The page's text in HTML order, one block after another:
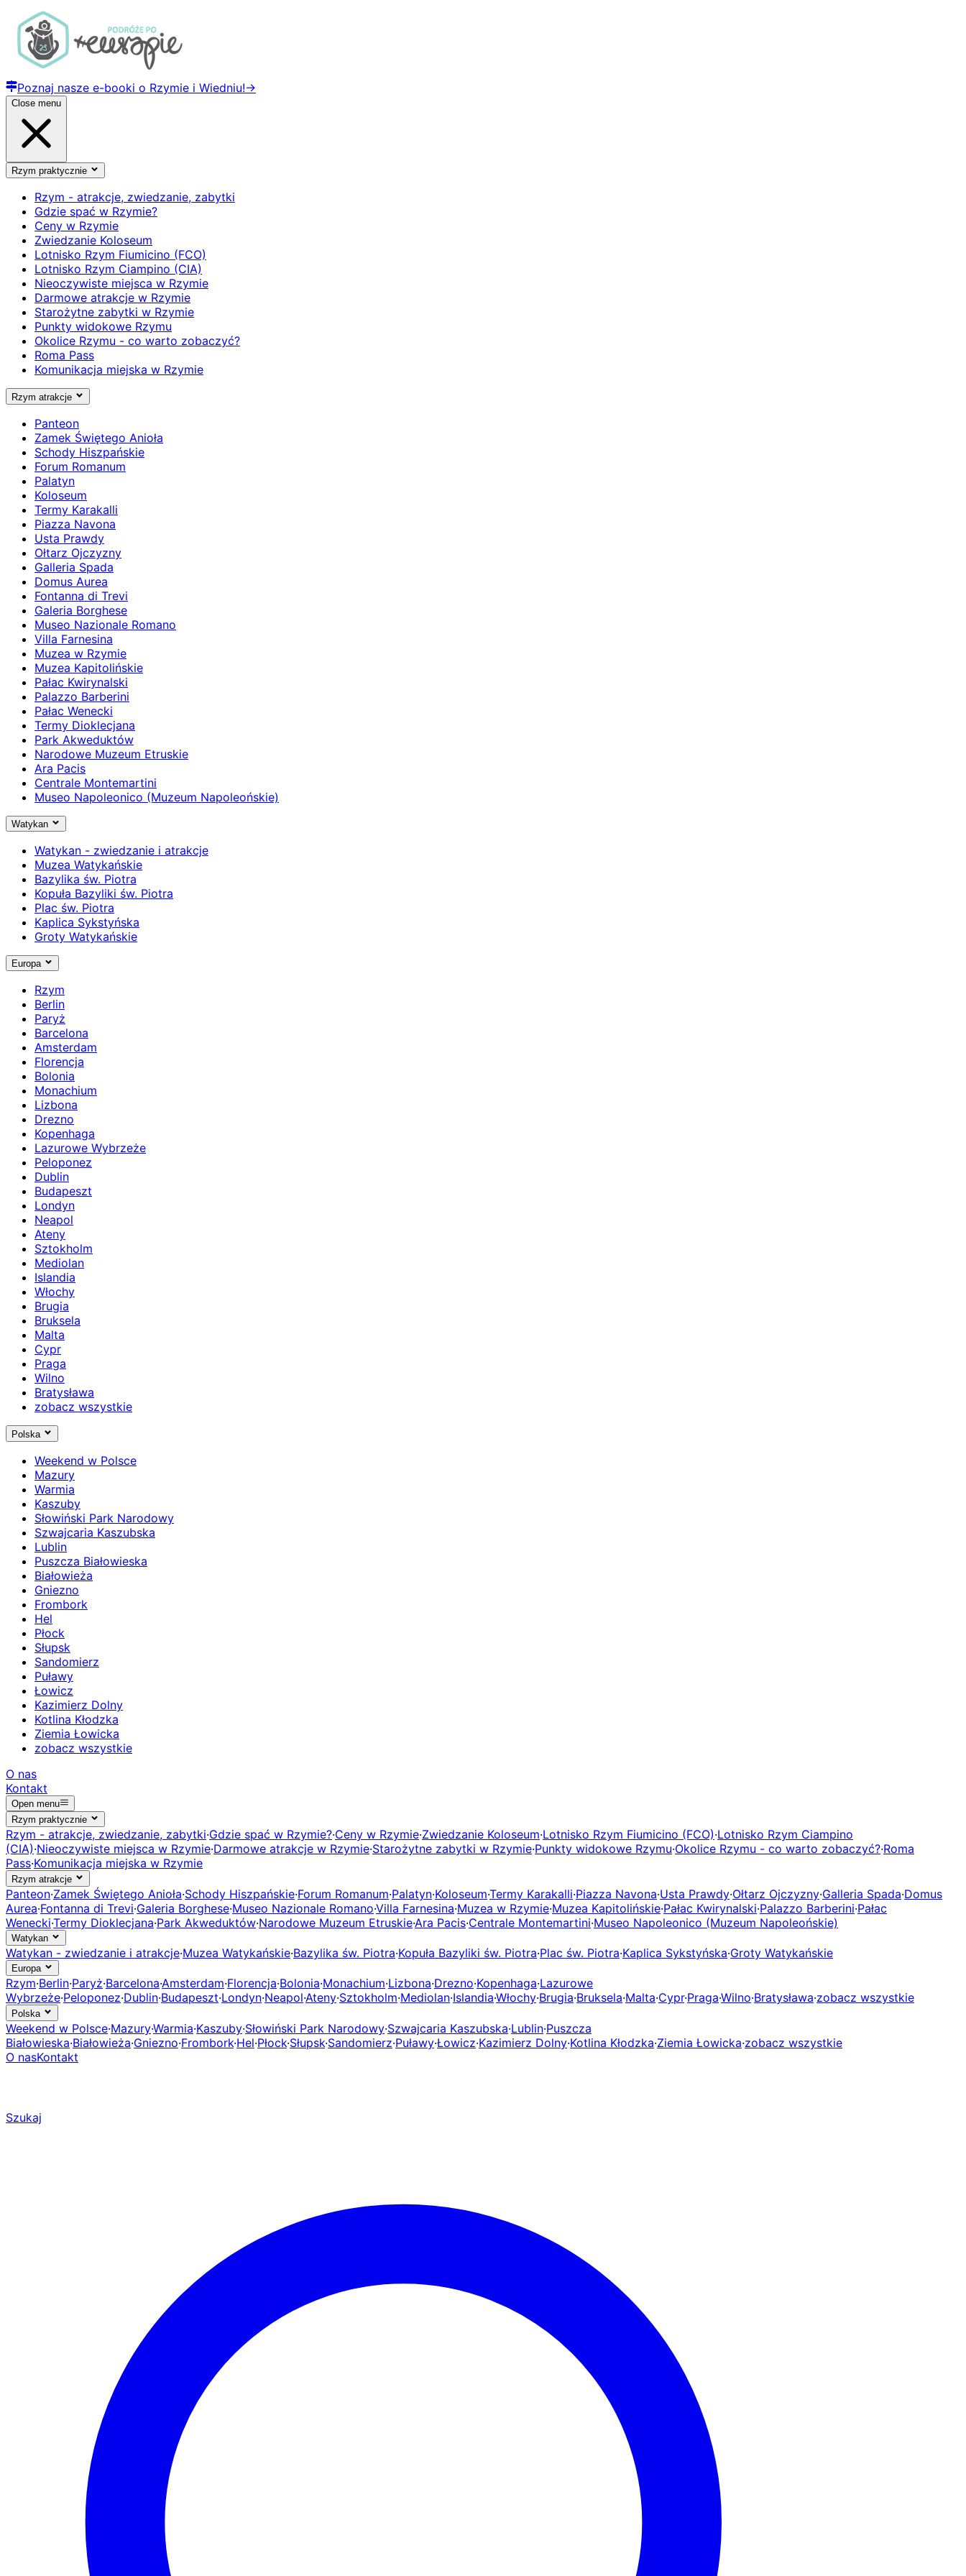
Poznaj nasze e-booki o Rzymie i Wiedniu!→
Close menu
Rzym praktycznie
Rzym - atrakcje, zwiedzanie, zabytki
Gdzie spać w Rzymie?
Ceny w Rzymie
Zwiedzanie Koloseum
Lotnisko Rzym Fiumicino (FCO)
Lotnisko Rzym Ciampino (CIA)
Nieoczywiste miejsca w Rzymie
Darmowe atrakcje w Rzymie
Starożytne zabytki w Rzymie
Punkty widokowe Rzymu
Okolice Rzymu - co warto zobaczyć?
Roma Pass
Komunikacja miejska w Rzymie
Rzym atrakcje
Panteon
Zamek Świętego Anioła
Schody Hiszpańskie
Forum Romanum
Palatyn
Koloseum
Termy Karakalli
Piazza Navona
Usta Prawdy
Ołtarz Ojczyzny
Galleria Spada
Domus Aurea
Fontanna di Trevi
Galeria Borghese
Museo Nazionale Romano
Villa Farnesina
Muzea w Rzymie
Muzea Kapitolińskie
Pałac Kwirynalski
Palazzo Barberini
Pałac Wenecki
Termy Dioklecjana
Park Akweduktów
Narodowe Muzeum Etruskie
Ara Pacis
Centrale Montemartini
Museo Napoleonico (Muzeum Napoleońskie)
Watykan
Watykan - zwiedzanie i atrakcje
Muzea Watykańskie
Bazylika św. Piotra
Kopuła Bazyliki św. Piotra
Plac św. Piotra
Kaplica Sykstyńska
Groty Watykańskie
Europa
Rzym
Berlin
Paryż
Barcelona
Amsterdam
Florencja
Bolonia
Monachium
Lizbona
Drezno
Kopenhaga
Lazurowe Wybrzeże
Peloponez
Dublin
Budapeszt
Londyn
Neapol
Ateny
Sztokholm
Mediolan
Islandia
Włochy
Brugia
Bruksela
Malta
Cypr
Praga
Wilno
Bratysława
zobacz wszystkie
Polska
Weekend w Polsce
Mazury
Warmia
Kaszuby
Słowiński Park Narodowy
Szwajcaria Kaszubska
Lublin
Puszcza Białowieska
Białowieża
Gniezno
Frombork
Hel
Płock
Słupsk
Sandomierz
Puławy
Łowicz
Kazimierz Dolny
Kotlina Kłodzka
Ziemia Łowicka
zobacz wszystkie
O nas
Kontakt
Open menu
Rzym praktycznie
Rzym - atrakcje, zwiedzanie, zabytki·Gdzie spać w Rzymie?·Ceny w Rzymie·Zwiedzanie Koloseum·Lotnisko Rzym Fiumicino (FCO)·Lotnisko Rzym Ciampino
(CIA)·Nieoczywiste miejsca w Rzymie·Darmowe atrakcje w Rzymie·Starożytne zabytki w Rzymie·Punkty widokowe Rzymu·Okolice Rzymu - co warto zobaczyć?·Roma
Pass·Komunikacja miejska w Rzymie
Rzym atrakcje
Panteon·Zamek Świętego Anioła·Schody Hiszpańskie·Forum Romanum·Palatyn·Koloseum·Termy Karakalli·Piazza Navona·Usta Prawdy·Ołtarz Ojczyzny·Galleria Spada·Domus
Aurea·Fontanna di Trevi·Galeria Borghese·Museo Nazionale Romano·Villa Farnesina·Muzea w Rzymie·Muzea Kapitolińskie·Pałac Kwirynalski·Palazzo Barberini·Pałac
Wenecki·Termy Dioklecjana·Park Akweduktów·Narodowe Muzeum Etruskie·Ara Pacis·Centrale Montemartini·Museo Napoleonico (Muzeum Napoleońskie)
Watykan
Watykan - zwiedzanie i atrakcje·Muzea Watykańskie·Bazylika św. Piotra·Kopuła Bazyliki św. Piotra·Plac św. Piotra·Kaplica Sykstyńska·Groty Watykańskie
Europa
Rzym·Berlin·Paryż·Barcelona·Amsterdam·Florencja·Bolonia·Monachium·Lizbona·Drezno·Kopenhaga·Lazurowe
Wybrzeże·Peloponez·Dublin·Budapeszt·Londyn·Neapol·Ateny·Sztokholm·Mediolan·Islandia·Włochy·Brugia·Bruksela·Malta·Cypr·Praga·Wilno·Bratysława·zobacz wszystkie
Polska
Weekend w Polsce·Mazury·Warmia·Kaszuby·Słowiński Park Narodowy·Szwajcaria Kaszubska·Lublin·Puszcza
Białowieska·Białowieża·Gniezno·Frombork·Hel·Płock·Słupsk·Sandomierz·Puławy·Łowicz·Kazimierz Dolny·Kotlina Kłodzka·Ziemia Łowicka·zobacz wszystkie
O nasKontakt
Szukaj